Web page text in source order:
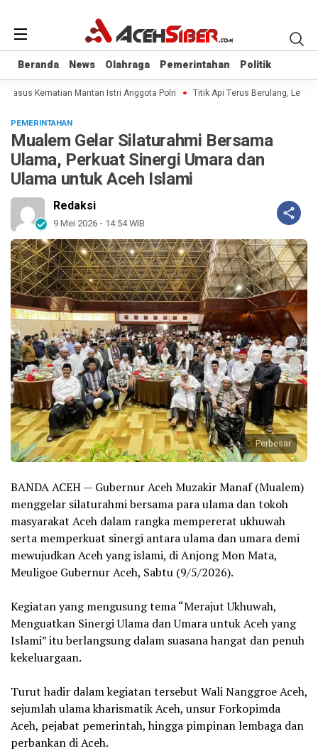
Beranda News Olahraga Pemerintahan Politik
Beranda News Olahraga Pemerintahan Politik
Kematian Mantan Istri Anggota Polri Titik Api Terus Berulang,
PEMERINTAHAN
Mualem Gelar Silaturahmi Bersama
Ulama, Perkuat Sinergi Umara dan
Ulama untuk Aceh Islami
Redaksi
9 Mei 2026 - 14:54 WIB
Perbesar
‎BANDA ACEH — Gubernur Aceh Muzakir Manaf (Mualem)
menggelar silaturahmi bersama para ulama dan tokoh
masyarakat Aceh dalam rangka mempererat ukhuwah
serta memperkuat sinergi antara ulama dan umara demi
mewujudkan Aceh yang islami, di Anjong Mon Mata,
Meuligoe Gubernur Aceh, Sabtu (9/5/2026).
‎Kegiatan yang mengusung tema “Merajut Ukhuwah,
Menguatkan Sinergi Ulama dan Umara untuk Aceh yang
Islami” itu berlangsung dalam suasana hangat dan penuh
kekeluargaan.
‎Turut hadir dalam kegiatan tersebut Wali Nanggroe Aceh,
sejumlah ulama kharismatik Aceh, unsur Forkopimda
Aceh, pejabat pemerintah, hingga pimpinan lembaga dan
perbankan di Aceh.